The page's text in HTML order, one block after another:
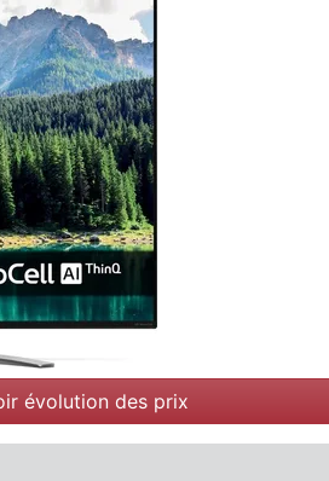
évolution des prix